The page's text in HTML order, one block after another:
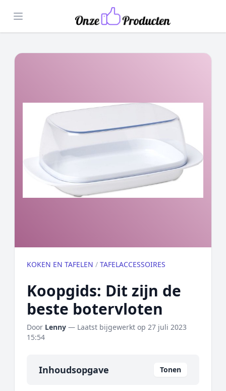
Open menu
KOKEN EN TAFELEN / TAFELACCESSOIRES
Koopgids: Dit zijn de
beste botervloten
Door Lenny — Laatst bijgewerkt op 27 juli 2023
15:54
Inhoudsopgave Tonen